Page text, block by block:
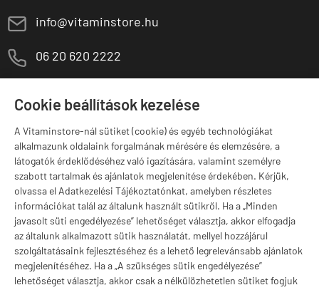
Cookie beállítások kezelése
A Vitaminstore-nál sütiket (cookie) és egyéb technológiákat
alkalmazunk oldalaink forgalmának mérésére és elemzésére, a
látogatók érdeklődéséhez való igazítására, valamint személyre
szabott tartalmak és ajánlatok megjelenítése érdekében. Kérjük,
olvassa el Adatkezelési Tájékoztatónkat, amelyben részletes
információkat talál az általunk használt sütikről. Ha a „Minden
javasolt süti engedélyezése” lehetőséget választja, akkor elfogadja
az általunk alkalmazott sütik használatát, mellyel hozzájárul
szolgáltatásaink fejlesztéséhez és a lehető legrelevánsabb ajánlatok
megjelenítéséhez. Ha a „A szükséges sütik engedélyezése”
lehetőséget választja, akkor csak a nélkülözhetetlen sütiket fogjuk
E info@vitaminstore.hu
M 06 20 620 2222
Szugló u. 83-85.
Márkák
Valuta választás